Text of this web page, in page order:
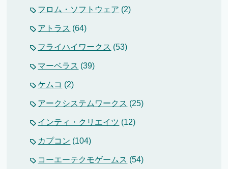
フロム・ソフトウェア (2)
アトラス (64)
フライハイワークス (53)
マーベラス (39)
ケムコ (2)
アークシステムワークス (25)
インティ・クリエイツ (12)
カプコン (104)
コーエーテクモゲームス (54)